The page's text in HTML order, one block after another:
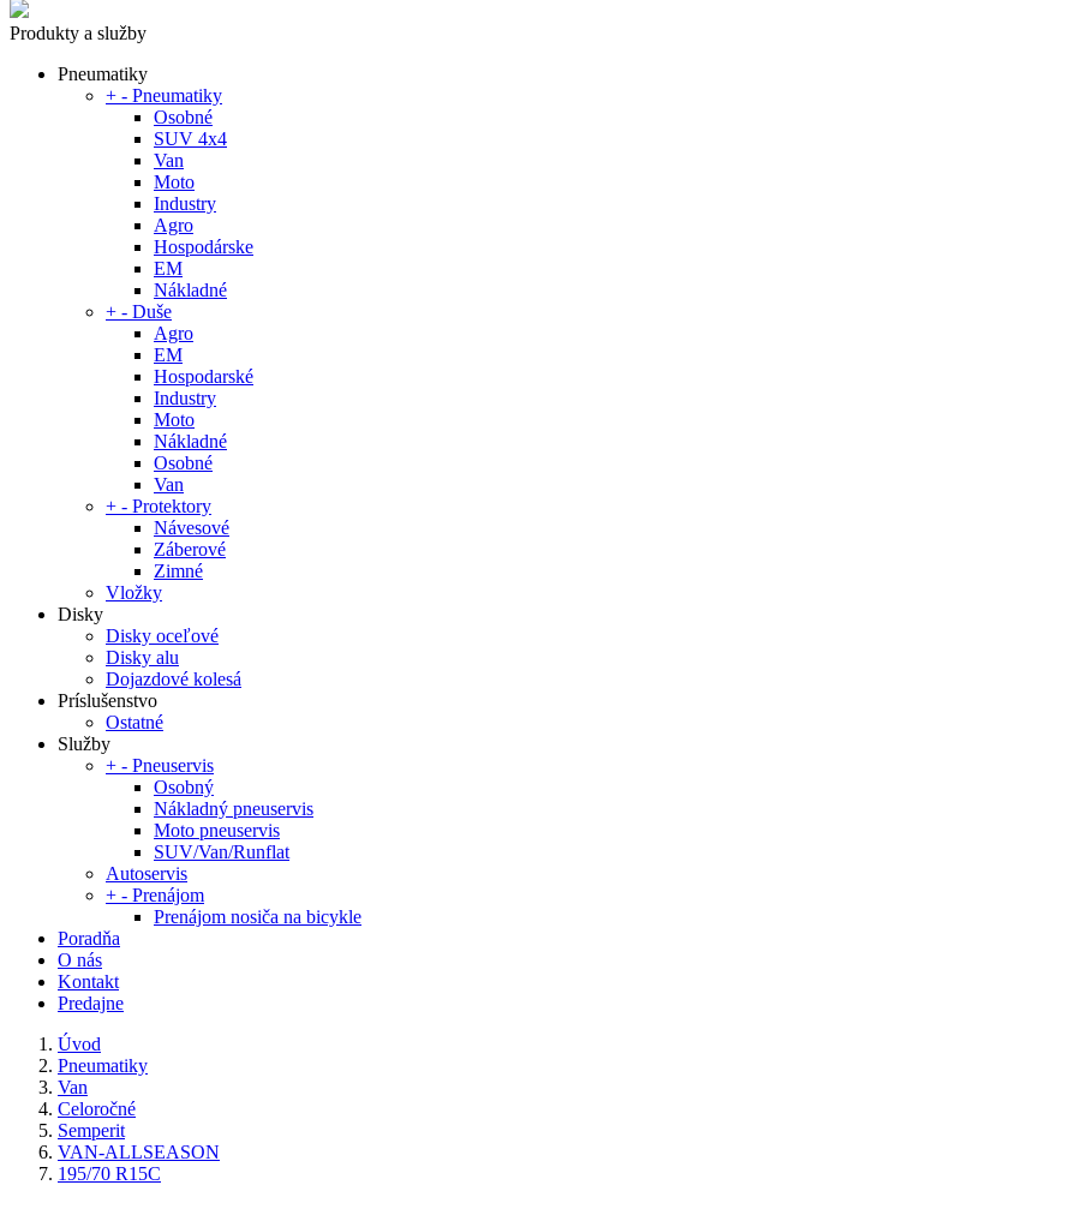
Produkty a služby
Pneumatiky
+ - Pneumatiky
Osobné
SUV 4x4
Van
Moto
Industry
Agro
Hospodárske
EM
Nákladné
+ - Duše
Agro
EM
Hospodarské
Industry
Moto
Nákladné
Osobné
Van
+ - Protektory
Návesové
Záberové
Zimné
Vložky
Disky
Disky oceľové
Disky alu
Dojazdové kolesá
Príslušenstvo
Ostatné
Služby
+ - Pneuservis
Osobný
Nákladný pneuservis
Moto pneuservis
SUV/Van/Runflat
Autoservis
+ - Prenájom
Prenájom nosiča na bicykle
Poradňa
O nás
Kontakt
Predajne
Úvod
Pneumatiky
Van
Celoročné
Semperit
VAN-ALLSEASON
195/70 R15C